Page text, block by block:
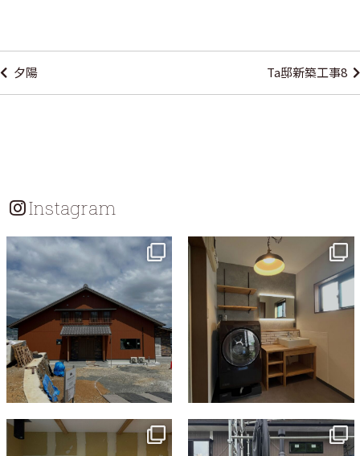
稿
ナ
ョ
ン
夕陽 Ta邸新築工事8
Instagram
tomohouseinc
tomohouseinc
7月 13
tomohouseinc
tomohouseinc
6月 3